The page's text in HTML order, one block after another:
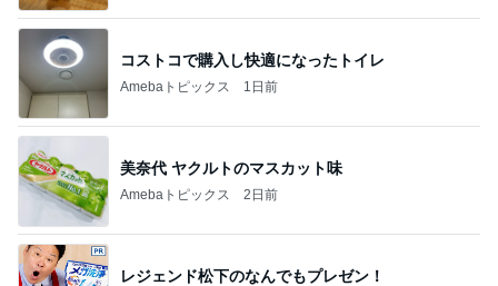
コストコで購入し快適になったトイレ
Amebaトピックス 1日前
美奈代 ヤクルトのマスカット味
Amebaトピックス 2日前
レジェンド松下のなんでもプレゼン！